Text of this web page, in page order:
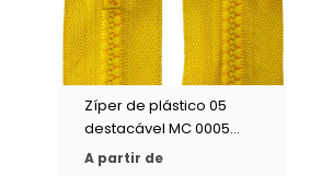
Zíper de plástico 05
destacável MC 0005
DEST c/ 1 un
A partir de